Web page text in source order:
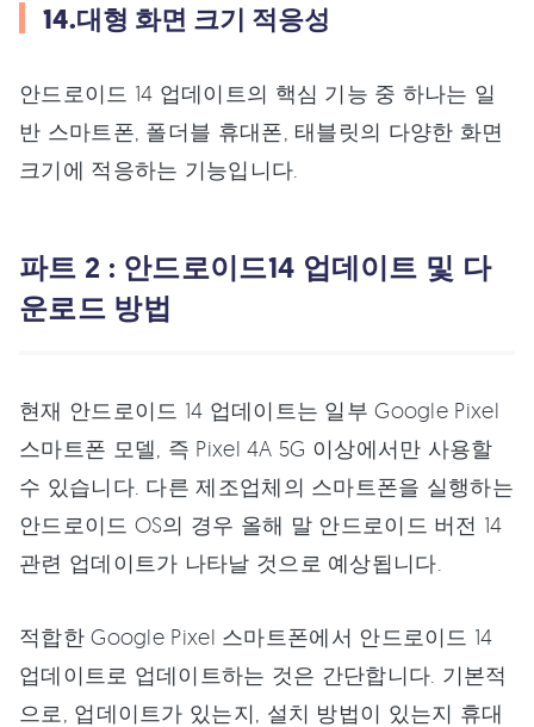
14.대형 화면 크기 적응성
안드로이드 14 업데이트의 핵심 기능 중 하나는 일
반 스마트폰, 폴더블 휴대폰, 태블릿의 다양한 화면
크기에 적응하는 기능입니다.
파트 2 : 안드로이드14 업데이트 및 다
운로드 방법
현재 안드로이드 14 업데이트는 일부 Google Pixel
스마트폰 모델, 즉 Pixel 4A 5G 이상에서만 사용할
수 있습니다. 다른 제조업체의 스마트폰을 실행하는
안드로이드 OS의 경우 올해 말 안드로이드 버전 14
관련 업데이트가 나타날 것으로 예상됩니다.
적합한 Google Pixel 스마트폰에서 안드로이드 14
업데이트로 업데이트하는 것은 간단합니다. 기본적
으로, 업데이트가 있는지, 설치 방법이 있는지 휴대